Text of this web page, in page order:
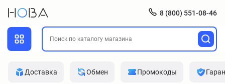
8 (800) 551-08-46
Доставка Обмен Промокоды